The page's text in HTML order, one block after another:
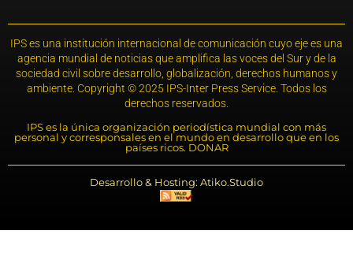
IPS es una institución internacional de comunicación cuyo eje es una
agencia mundial de noticias que amplifica las voces del Sur y de la
sociedad civil sobre desarrollo, globalización, derechos humanos y
ambiente. Copyright © 2025 IPS-Inter Press Service. Todos los
derechos reservados.
IPS es la única organización periodística mundial con más
personal y corresponsales en el mundo en desarrollo que en los
países ricos. DONAR
Desarrollo & Hosting: Atiko.Studio